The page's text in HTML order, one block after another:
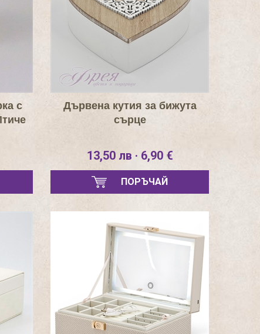
с
Дървена кутия за бижута
сърце
13,50 лв · 6,90 €
ПОРЪЧАЙ